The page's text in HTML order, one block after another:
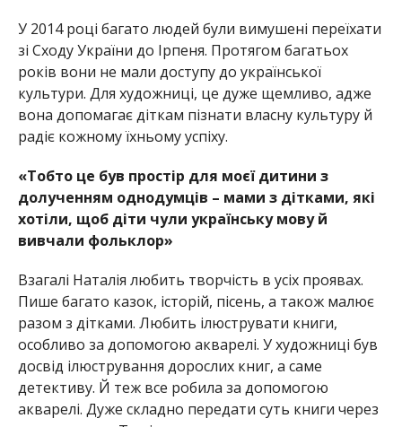
У 2014 році багато людей були вимушені переїхати
зі Сходу України до Ірпеня. Протягом багатьох
років вони не мали доступу до української
культури. Для художниці, це дуже щемливо, адже
вона допомагає діткам пізнати власну культуру й
радіє кожному їхньому успіху.
«Тобто це був простір для моєї дитини з
долученням однодумців – мами з дітками, які
хотіли, щоб діти чули українську мову й
вивчали фольклор»
Взагалі Наталія любить творчість в усіх проявах.
Пише багато казок, історій, пісень, а також малює
разом з дітками. Любить ілюструвати книги,
особливо за допомогою акварелі. У художниці був
досвід ілюстрування дорослих книг, а саме
детективу. Й теж все робила за допомогою
акварелі. Дуже складно передати суть книги через